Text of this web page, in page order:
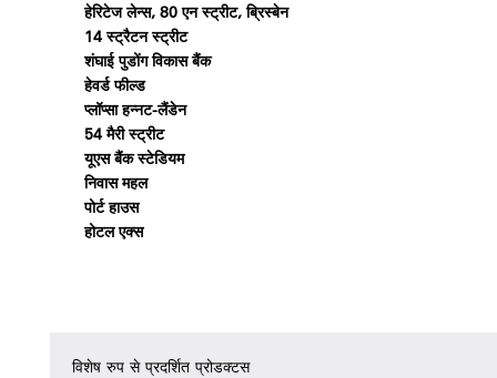
हेरिटेज लेन्स, 80 एन स्ट्रीट, ब्रिस्बेन
14 स्ट्रैटन स्ट्रीट
शंघाई पुडोंग विकास बैंक
हेवर्ड फील्ड
प्लॉप्सा हन्नट-लैंडेन
54 मैरी स्ट्रीट
यूएस बैंक स्टेडियम
निवास महल
पोर्ट हाउस
होटल एक्स
विशेष रुप से प्रदर्शित प्रोडक्टस